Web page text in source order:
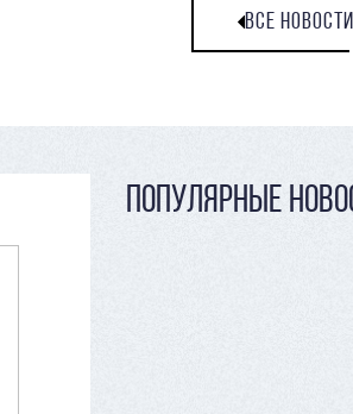
ВСЕ НОВОСТИ
ПОПУЛЯРНЫЕ